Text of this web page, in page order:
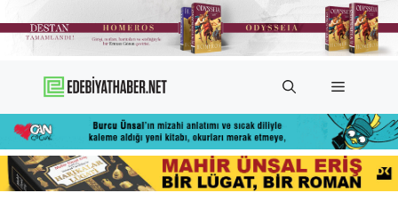
atla
Menü